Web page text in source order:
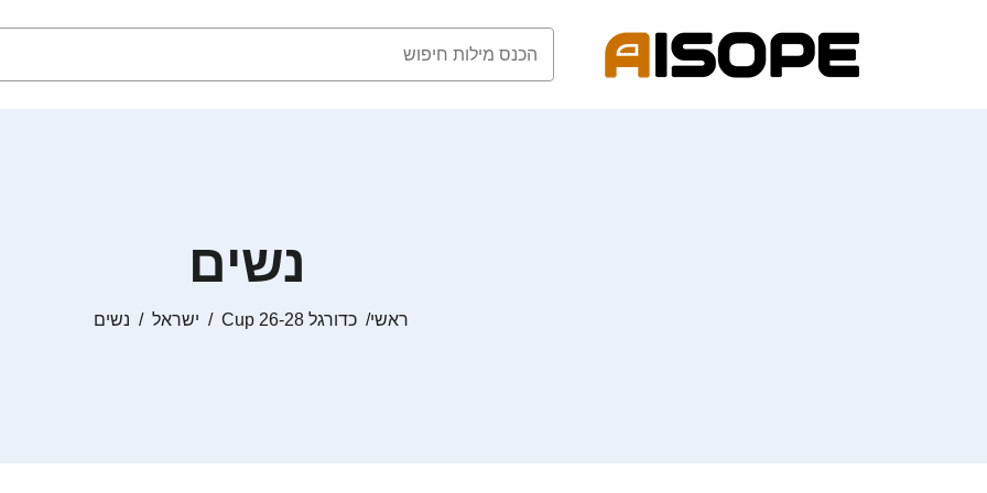
נשים
ראשי כדורגל Cup 26-28 ישראל נשים